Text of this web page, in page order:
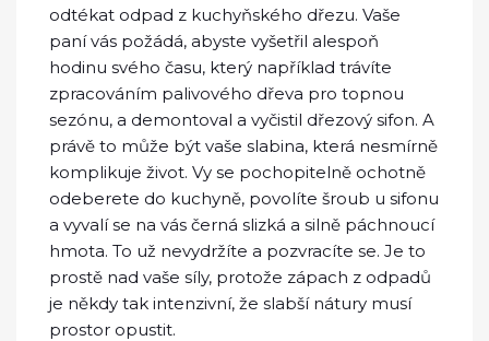
odtékat odpad z kuchyňského dřezu. Vaše
paní vás požádá, abyste vyšetřil alespoň
hodinu svého času, který například trávíte
zpracováním palivového dřeva pro topnou
sezónu, a demontoval a vyčistil dřezový sifon. A
právě to může být vaše slabina, která nesmírně
komplikuje život. Vy se pochopitelně ochotně
odeberete do kuchyně, povolíte šroub u sifonu
a vyvalí se na vás černá slizká a silně páchnoucí
hmota. To už nevydržíte a pozvracíte se. Je to
prostě nad vaše síly, protože zápach z odpadů
je někdy tak intenzivní, že slabší nátury musí
prostor opustit.